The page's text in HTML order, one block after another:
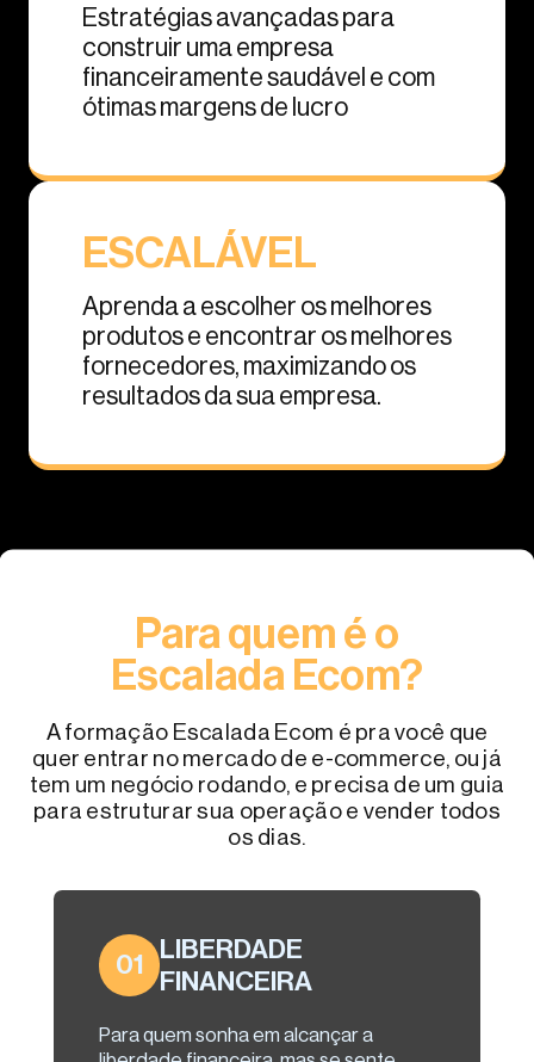
Estratégias avançadas para
construir uma empresa
financeiramente saudável e com
ótimas margens de lucro
ESCALÁVEL
Aprenda a escolher os melhores
produtos e encontrar os melhores
fornecedores, maximizando os
resultados da sua empresa.
Para quem é o
Escalada Ecom?
A formação Escalada Ecom é pra você que
quer entrar no mercado de e-commerce, ou já
tem um negócio rodando, e precisa de um guia
para estruturar sua operação e vender todos
os dias.
01
LIBERDADE
FINANCEIRA
Para quem sonha em alcançar a